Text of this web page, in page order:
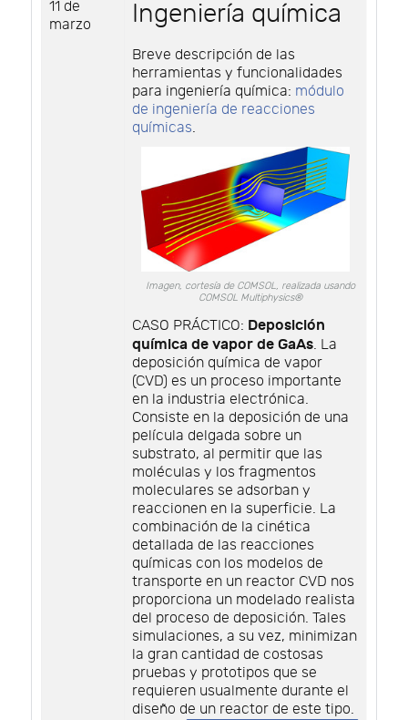
11 de
marzo
Ingeniería química
Breve descripción de las
herramientas y funcionalidades
para ingeniería química: módulo
de ingeniería de reacciones
químicas.
Imagen, cortesía de COMSOL, realizada usando
COMSOL Multiphysics®
CASO PRÁCTICO: Deposición
química de vapor de GaAs. La
deposición química de vapor
(CVD) es un proceso importante
en la industria electrónica.
Consiste en la deposición de una
película delgada sobre un
substrato, al permitir que las
moléculas y los fragmentos
moleculares se adsorban y
reaccionen en la superficie. La
combinación de la cinética
detallada de las reacciones
químicas con los modelos de
transporte en un reactor CVD nos
proporciona un modelado realista
del proceso de deposición. Tales
simulaciones, a su vez, minimizan
la gran cantidad de costosas
pruebas y prototipos que se
requieren usualmente durante el
diseño de un reactor de este tipo.